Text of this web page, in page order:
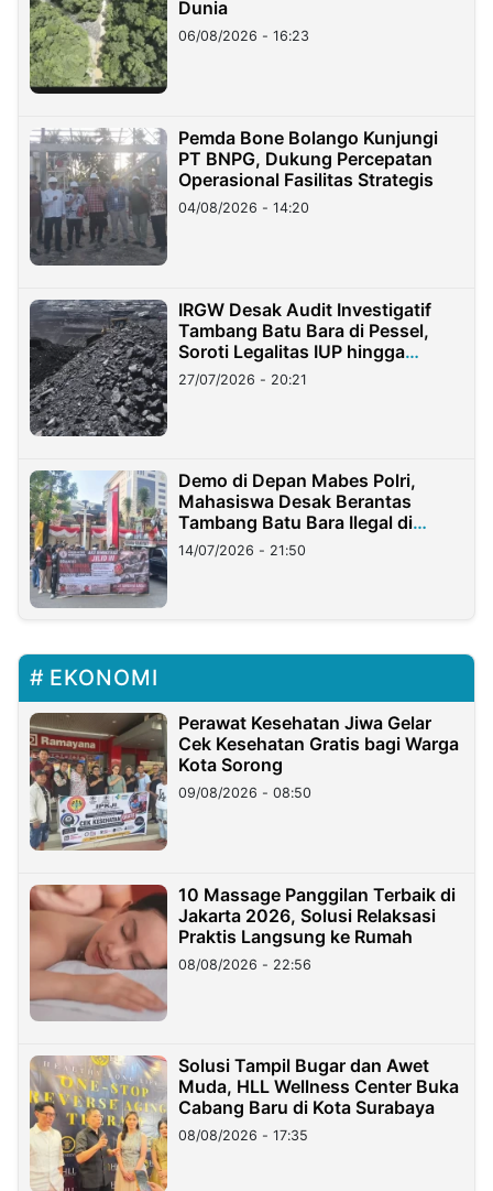
Dunia
06/08/2026 - 16:23
Pemda Bone Bolango Kunjungi
PT BNPG, Dukung Percepatan
Operasional Fasilitas Strategis
04/08/2026 - 14:20
IRGW Desak Audit Investigatif
Tambang Batu Bara di Pessel,
Soroti Legalitas IUP hingga
Stockpile
27/07/2026 - 20:21
Demo di Depan Mabes Polri,
Mahasiswa Desak Berantas
Tambang Batu Bara Ilegal di
Lampung
14/07/2026 - 21:50
EKONOMI
Perawat Kesehatan Jiwa Gelar
Cek Kesehatan Gratis bagi Warga
Kota Sorong
09/08/2026 - 08:50
10 Massage Panggilan Terbaik di
Jakarta 2026, Solusi Relaksasi
Praktis Langsung ke Rumah
08/08/2026 - 22:56
Solusi Tampil Bugar dan Awet
Muda, HLL Wellness Center Buka
Cabang Baru di Kota Surabaya
08/08/2026 - 17:35